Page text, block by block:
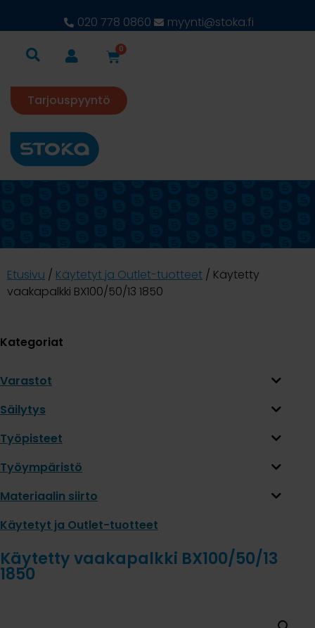
020 778 0860 myynti@stoka.fi
0
Tarjouspyyntö
Etusivu / Käytetyt ja Outlet-tuotteet / Käytetty
vaakapalkki BX100/50/13 1850
Kategoriat
Varastot
Säilytys
Työpisteet
Työympäristö
Materiaalin siirto
Käytetyt ja Outlet-tuotteet
Käytetty vaakapalkki BX100/50/13
1850